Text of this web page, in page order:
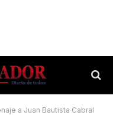
a Juan Bautista Cabral